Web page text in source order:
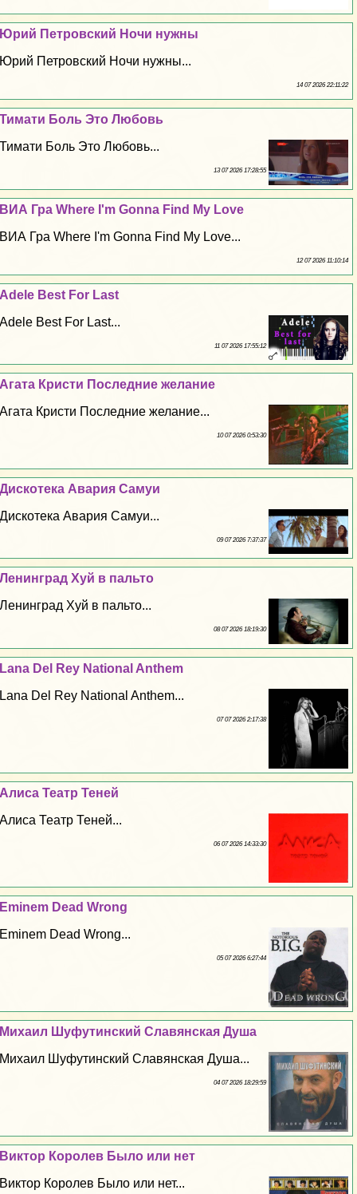
Юрий Петровский Ночи нужны
Юрий Петровский Ночи нужны...
14 07 2026 22:11:22
Тимати Боль Это Любовь
Тимати Боль Это Любовь...
13 07 2026 17:28:55
ВИА Гра Where I'm Gonna Find My Love
ВИА Гра Where I'm Gonna Find My Love...
12 07 2026 11:10:14
Adele Best For Last
Adele Best For Last...
11 07 2026 17:55:12
Агата Кристи Последние желание
Агата Кристи Последние желание...
10 07 2026 0:53:30
Дискотека Авария Самуи
Дискотека Авария Самуи...
09 07 2026 7:37:37
Ленинград Xyй в пальто
Ленинград Xyй в пальто...
08 07 2026 18:19:30
Lana Del Rey National Anthem
Lana Del Rey National Anthem...
07 07 2026 2:17:38
Алиса Театр Теней
Алиса Театр Теней...
06 07 2026 14:33:30
Eminem Dead Wrong
Eminem Dead Wrong...
05 07 2026 6:27:44
Михаил Шуфутинский Славянская Душа
Михаил Шуфутинский Славянская Душа...
04 07 2026 18:29:59
Виктор Королев Было или нет
Виктор Королев Было или нет...